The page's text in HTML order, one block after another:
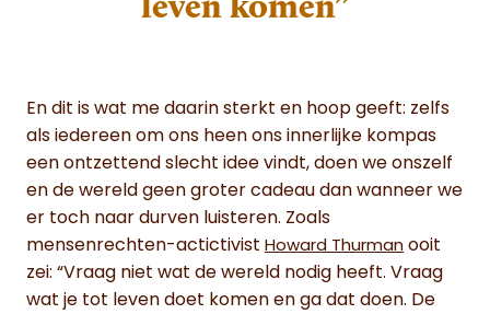
En dit is wat me daarin sterkt en hoop geeft: zelfs
als iedereen om ons heen ons innerlijke kompas
een ontzettend slecht idee vindt, doen we onszelf
en de wereld geen groter cadeau dan wanneer we
er toch naar durven luisteren. Zoals
mensenrechten-actictivist Howard Thurman ooit
zei: “Vraag niet wat de wereld nodig heeft. Vraag
wat je tot leven doet komen en ga dat doen. De